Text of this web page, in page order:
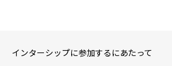
インターシップに参加するにあたって